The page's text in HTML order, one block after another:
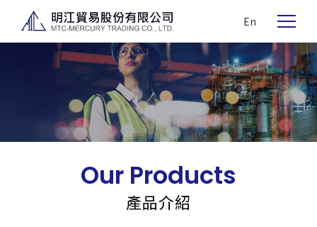
En
Our Products
產品介紹